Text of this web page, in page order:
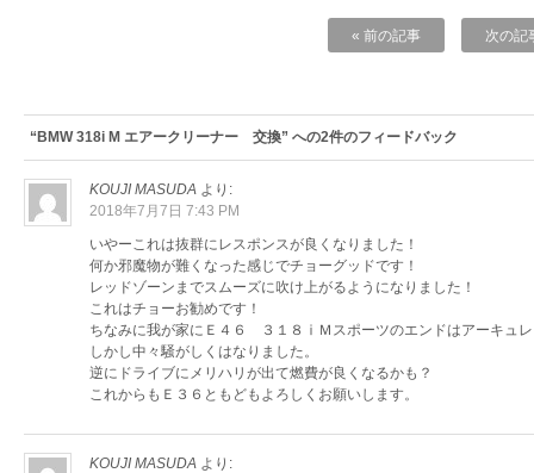
« 前の記事 次の記
“BMW 318i M エアークリーナー 交換” への2件のフィードバック
KOUJI MASUDA より:
2018年7月7日 7:43 PM
いやーこれは抜群にレスポンスが良くなりました！
何か邪魔物が難くなった感じでチョーグッドです！
レッドゾーンまでスムーズに吹け上がるようになりました！
これはチョーお勧めです！
ちなみに我が家にＥ４６ ３１８ⅰＭスポーツのエンドはアーキュ
しかし中々騒がしくはなりました。
逆にドライブにメリハリが出て燃費が良くなるかも？
これからもＥ３６ともどもよろしくお願いします。
KOUJI MASUDA より: